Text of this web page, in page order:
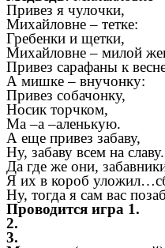
Привез я чулочки,
Михайловне – тетке:
Гребенки и щетки,
Михайловне – милой
Привез сарафаны к
А мишке – внучонку:
Привез собачонку,
Носик торчком,
Ма –а –аленькую.
А еще привез забаву,
Ну, забаву всем на
Да где же они,
Я их в короб
Ну, тогда я сам вас
Проводится игра 1.
2.
3.